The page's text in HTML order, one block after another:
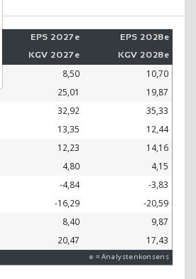
EPS 2027e EPS 2028e
KGV 2027e KGV 2028e
8,50
10,70
25,01
19,87
32,92
35,33
13,35
12,44
12,23
14,16
4,80
4,15
-4,84
-3,83
-16,29
-20,59
8,40
9,87
20,47 17,43
e = Analystenkonsens